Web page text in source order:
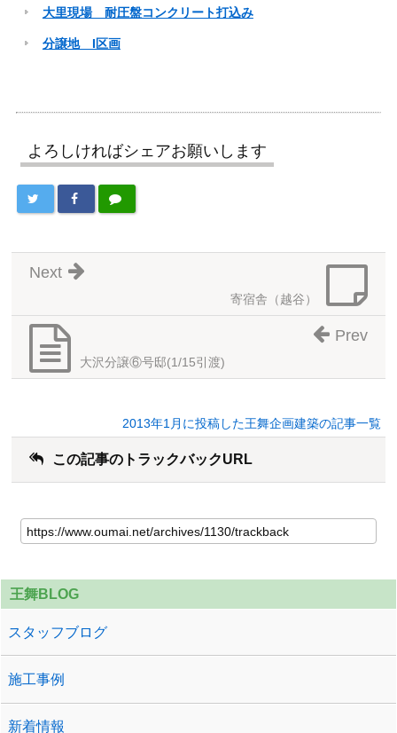
大里現場 耐圧盤コンクリート打込み
分譲地 I区画
よろしければシェアお願いします
寄宿舎（越谷）
Next
大沢分譲⑥号邸(1/15引渡)
Prev
2013年1月に投稿した王舞企画建築の記事一覧
この記事のトラックバックURL
王舞BLOG
スタッフブログ
施工事例
新着情報